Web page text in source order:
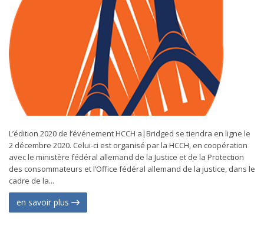
L’édition 2020 de l’événement HCCH a|Bridged se tiendra en ligne le
2 décembre 2020. Celui-ci est organisé par la HCCH, en coopération
avec le ministère fédéral allemand de la Justice et de la Protection
des consommateurs et l’Office fédéral allemand de la justice, dans le
cadre de la...
en savoir plus